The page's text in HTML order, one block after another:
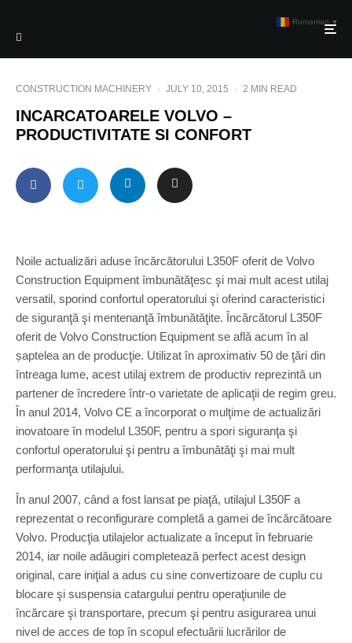
CONSTRUCTION MACHINERY · JULY 10, 2015 · 2 MIN READ
INCARCATOARELE VOLVO –
PRODUCTIVITATE SI CONFORT
Noile actualizări aduse încărcătorului L350F oferit de Volvo
Construction Equipment îmbunătăţesc şi mai mult acest utilaj
versatil, sporind confortul operatorului şi oferind caracteristici
de siguranţă şi mentenanţă îmbunătăţite. Încărcătorul L350F
oferit de Volvo Construction Equipment se află acum în al
șaptelea an de producţie. Utilizat în aproximativ 50 de ţări din
întreaga lume, acest utilaj extrem de productiv reprezintă un
partener de încredere într-o varietate de aplicaţii de regim greu.
În anul 2014, Volvo CE a încorporat o mulţime de actualizări
inovatoare în modelul L350F, pentru a spori siguranţa şi
confortul operatorului şi pentru a îmbunătăţi şi mai mult
performanţa utilajului.
În anul 2007, când a fost lansat pe piaţă, utilajul L350F a
reprezentat o reconfigurare completă a gamei de încărcătoare
Volvo. Producţia utilajelor actualizate a început în februarie
2014, iar noile adăugiri completează perfect acest design
original, care iniţial a adus cu sine convertizoare de cuplu cu
blocare şi suspensia catargului pentru operaţiunile de
încărcare şi transportare, precum şi pentru asigurarea unui
nivel de acces de top în scopul efectuării lucrărilor de
Romanian ▼